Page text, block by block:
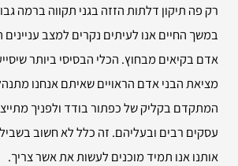
רק פה תיקון דלתות הזזה בגני תקווה ברמה
במשך החיים אנו לעיתים נקרים למצב עניינים
אדם בקיאים מבחוץ. הכלי הבסיסי ביותר
מציאת הבני אדם הראויים שאיתם אנחנו
המתקדם בקליק של כפתור בודד ולפניך
עסקים רבים ובעליהם. זה כלל לא חשוב בשביל
אותנו אנו תמיד מוכנים לעשות את אשר צריך.